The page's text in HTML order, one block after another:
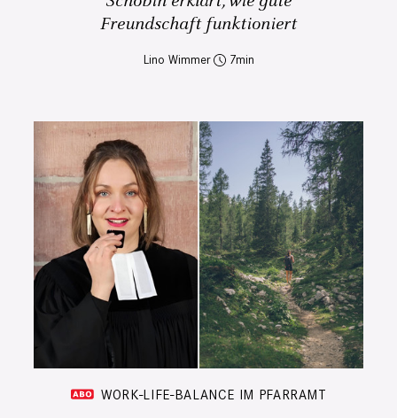
Freundschaft funktioniert
Lino Wimmer 7
WORK-LIFE-BALANCE IM PFARRAMT